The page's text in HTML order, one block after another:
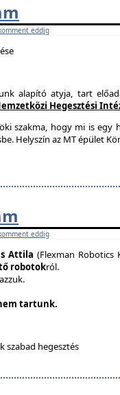
eddig
alapító atyja, tart
Hegesztési
szakma, hogy mi is egy
Helyszín az MT épület
eddig
Attila(Flexman
robotokról.
tartunk.
szabad hegesztés